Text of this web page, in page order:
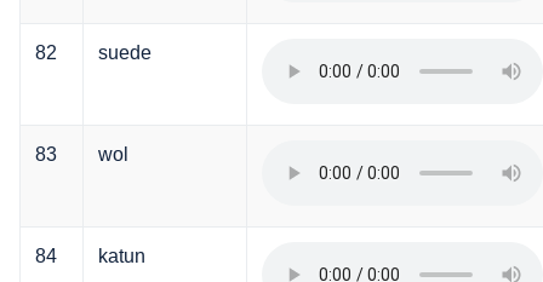
82 suede
83 wol
84 katun